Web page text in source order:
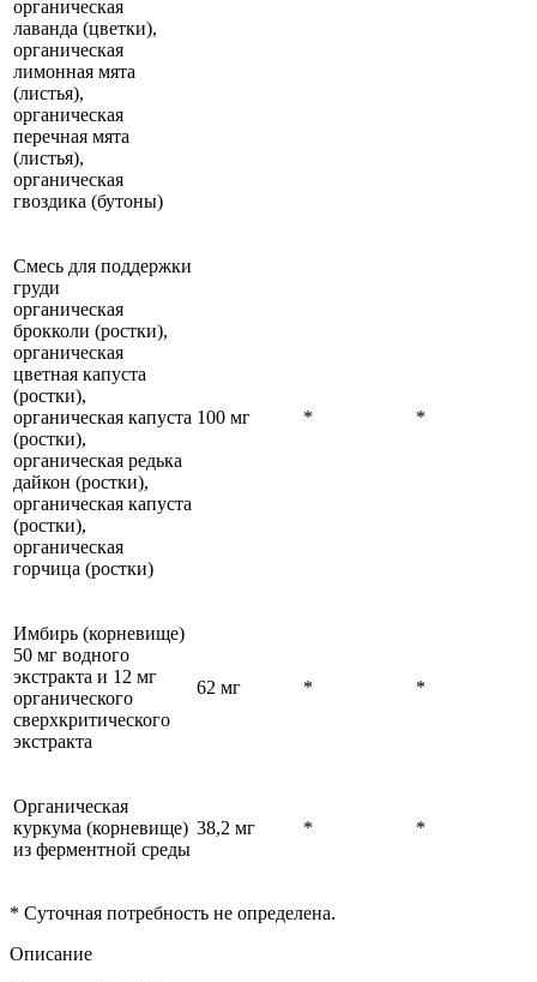
органическая
лаванда (цветки),
органическая
лимонная мята
(листья),
органическая
перечная мята
(листья),
органическая
гвоздика (бутоны)
Смесь для поддержки
груди
органическая
брокколи (ростки),
органическая
цветная капуста
(ростки),
органическая капуста
(ростки),
органическая редька
дайкон (ростки),
органическая капуста
(ростки),
органическая
горчица (ростки)
100 мг * *
Имбирь (корневище)
50 мг водного
экстракта и 12 мг
органического
сверхкритического
экстракта
62 мг * *
Органическая
куркума (корневище)
из ферментной среды
38,2 мг * *
* Суточная потребность не определена.
Описание